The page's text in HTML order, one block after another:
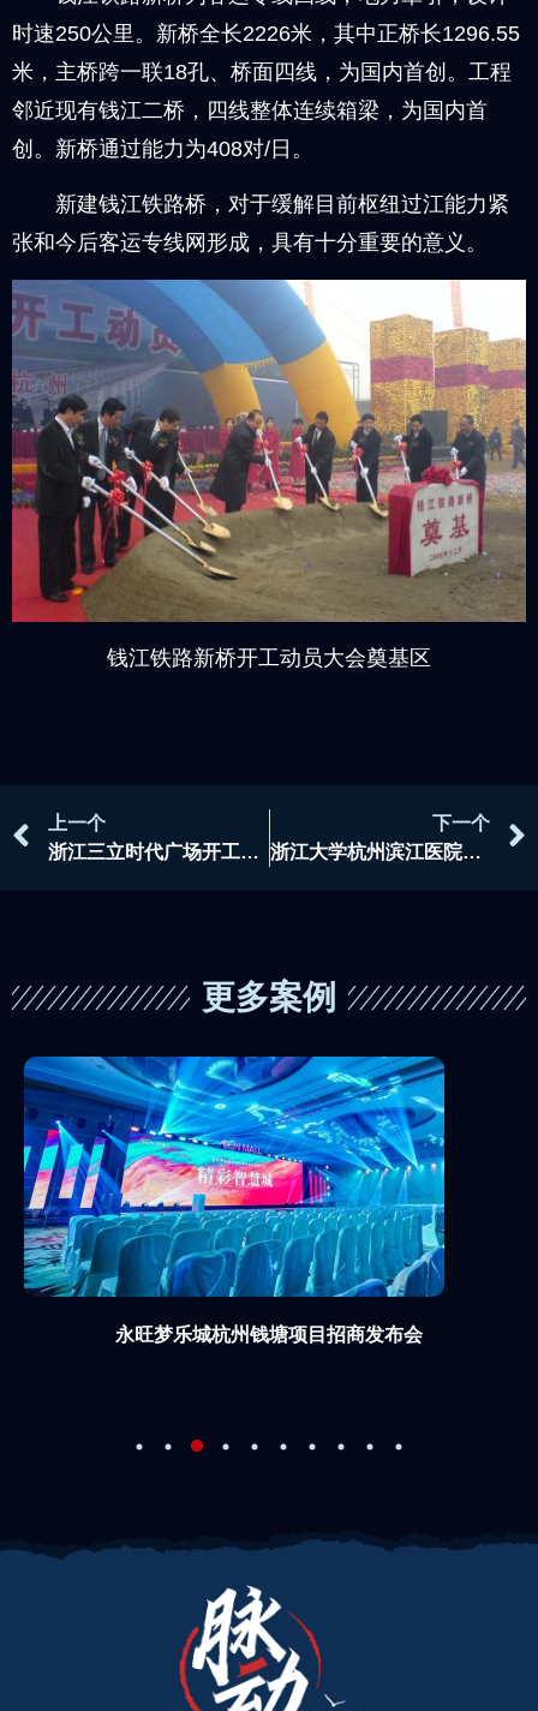
时速250公里。新桥全长2226米，其中正桥长1296.55
米，主桥跨一联18孔、桥面四线，为国内首创。工程
邻近现有钱江二桥，四线整体连续箱梁，为国内首
创。新桥通过能力为408对/日。
新建钱江铁路桥，对于缓解目前枢纽过江能力紧
张和今后客运专线网形成，具有十分重要的意义。
钱江铁路新桥开工动员大会奠基区
上一个
浙江三立时代广场开工奠基仪式
下一个
浙江大学杭州滨江医院开工典礼
更多案例
永旺梦乐城杭州钱塘项目招商发布会